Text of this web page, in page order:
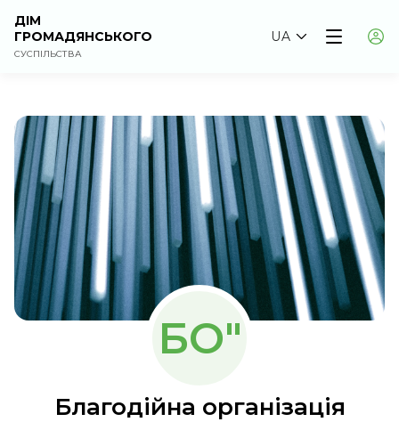
ДІМ
ГРОМАДЯНСЬКОГО
СУСПІЛЬСТВА
UA
БО"
Благодійна організація